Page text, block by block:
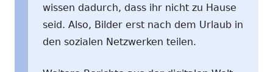
wissen dadurch, dass ihr nicht zu Hause
seid. Also, Bilder erst nach dem Urlaub in
den sozialen Netzwerken teilen.